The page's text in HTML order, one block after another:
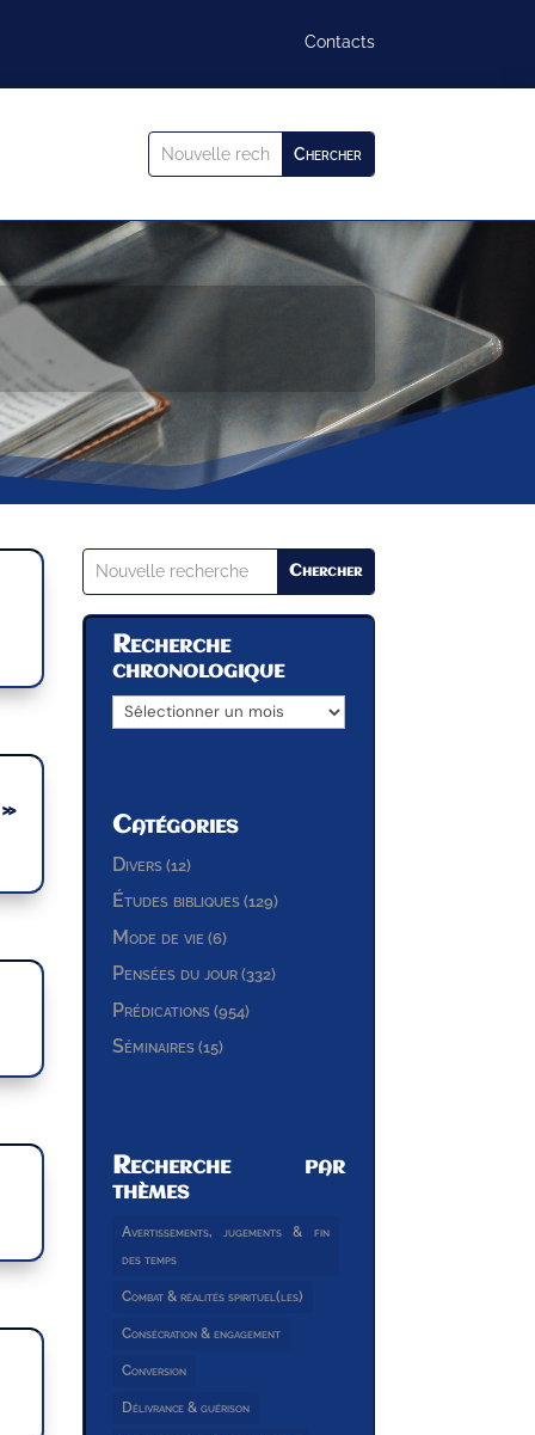
Contacts
Search
Search
Recherche
chronologique
Archives
Catégories
Divers(12)
Études bibliques(129)
Mode de vie (6)
Pensées du jour(332)
Prédications(954)
Séminaires(15)
Recherche par
thèmes
Avertissements, jugements & fin
des temps
Combat & réalités spirituel(les)
Consécration & engagement
Conversion
Délivrance & guérison